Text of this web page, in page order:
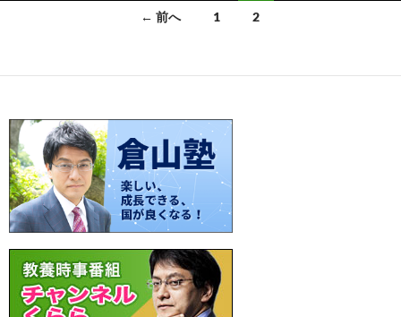
ナ
ゲ
ー
シ
ョ
ン
← 前へ 1 2